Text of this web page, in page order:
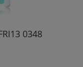
0348